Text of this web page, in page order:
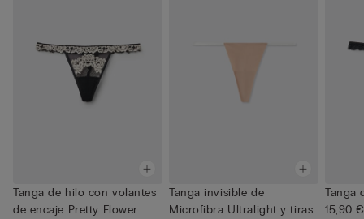
Tanga de hilo con volantes
de encaje Pretty Flower...
Tanga invisible de
Microfibra Ultralight y tiras
Tanga
15,90 €